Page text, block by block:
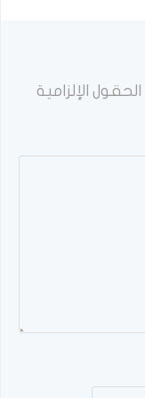
الحقول الإلزامية